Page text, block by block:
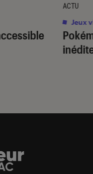
ACTU
Jeux